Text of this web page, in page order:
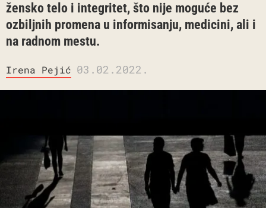
žensko telo i integritet, što nije moguće bez
ozbiljnih promena u informisanju, medicini, ali i
na radnom mestu.
Irena Pejić 03.02.2022.